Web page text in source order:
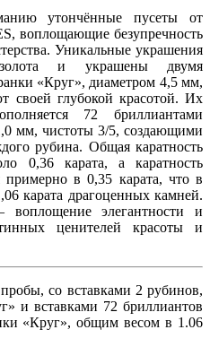
утончённые пусеты от
воплощающие безупречность
Уникальные украшения
и украшены двумя
«Круг», диаметром 4,5 мм,
своей глубокой красотой. Их
72 бриллиантами
мм, чистоты 3/5, создающими
рубина. Общая каратность
0,36 карата, а каратность
примерно в 0,35 карата, что в
карата драгоценных камней.
элегантности и
ценителей красоты и
со вставками 2 рубинов,
и вставками 72 бриллиантов
«Круг», общим весом в 1.06